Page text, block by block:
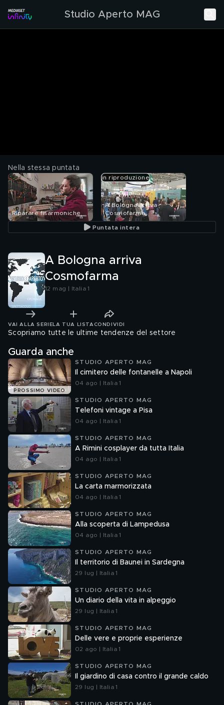
Studio Aperto MAG
Nella stessa puntata
Riparare fisarmoniche
in riproduzione
A Bologna arriva
Cosmofarma
Puntata intera
A Bologna arriva
Cosmofarma
12 mag | Italia 1
VAI ALLA SERIE LA TUA LISTA CONDIVIDI
Scopriamo tutte le ultime tendenze del settore
Guarda anche
PROSSIMO VIDEO
STUDIO APERTO MAG
Il cimitero delle fontanelle a Napoli
04 ago | Italia 1
STUDIO APERTO MAG
Telefoni vintage a Pisa
04 ago | Italia 1
STUDIO APERTO MAG
A Rimini cosplayer da tutta Italia
04 ago | Italia 1
STUDIO APERTO MAG
La carta marmorizzata
04 ago | Italia 1
STUDIO APERTO MAG
Alla scoperta di Lampedusa
04 ago | Italia 1
STUDIO APERTO MAG
Il territorio di Baunei in Sardegna
29 lug | Italia 1
STUDIO APERTO MAG
Un diario della vita in alpeggio
29 lug | Italia 1
STUDIO APERTO MAG
Delle vere e proprie esperienze
02 ago | Italia 1
STUDIO APERTO MAG
Il giardino di casa contro il grande caldo
29 lug | Italia 1